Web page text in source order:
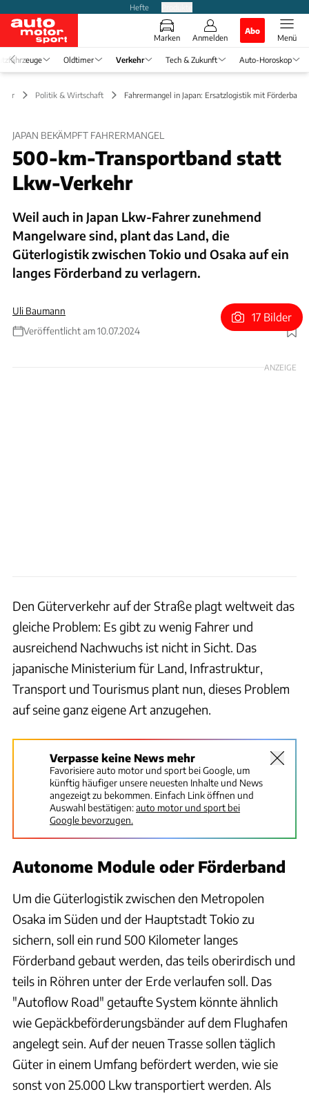
Hefte
Marken Anmelden
Abo
Menü
Oldtimer Verkehr Tech & Zukunft Auto-Horoskop
Politik & Wirtschaft Fahrermangel in Japan: Ersatzlogistik mit Förderband
JAPAN BEKÄMPFT FAHRERMANGEL
500-km-Transportband statt
Lkw-Verkehr
Weil auch in Japan Lkw-Fahrer zunehmend
Mangelware sind, plant das Land, die
Güterlogistik zwischen Tokio und Osaka auf ein
langes Förderband zu verlagern.
Uli Baumann
Veröffentlicht am 10.07.2024
Foto: GA Ports
17 Bilder
ANZEIGE
Den Güterverkehr auf der Straße plagt weltweit das
gleiche Problem: Es gibt zu wenig Fahrer und
ausreichend Nachwuchs ist nicht in Sicht. Das
japanische Ministerium für Land, Infrastruktur,
Transport und Tourismus plant nun, dieses Problem
auf seine ganz eigene Art anzugehen.
Verpasse keine News mehr
Favorisiere auto motor und sport bei Google, um
künftig häufiger unsere neuesten Inhalte und News
angezeigt zu bekommen. Einfach Link öffnen und
Auswahl bestätigen:auto motor und sport bei
Google bevorzugen.
Autonome Module oder Förderband
Um die Güterlogistik zwischen den Metropolen
Osaka im Süden und der Hauptstadt Tokio zu
sichern, soll ein rund 500 Kilometer langes
Förderband gebaut werden, das teils oberirdisch und
teils in Röhren unter der Erde verlaufen soll. Das
"Autoflow Road" getaufte System könnte ähnlich
wie Gepäckbeförderungsbänder auf dem Flughafen
angelegt sein. Auf der neuen Trasse sollen täglich
Güter in einem Umfang befördert werden, wie sie
sonst von 25.000 Lkw transportiert werden. Als